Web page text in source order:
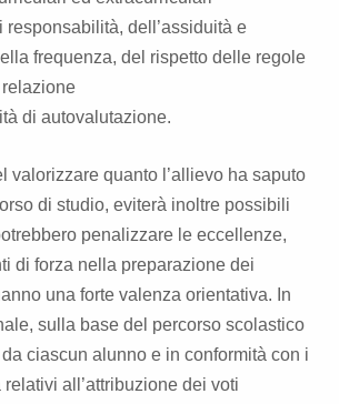
responsabilità, dell’assiduità e
frequenza, del rispetto delle regole
di autovalutazione.
valorizzare quanto l’allievo ha saputo
di studio, eviterà inoltre possibili
penalizzare le eccellenze,
di forza nella preparazione dei
una forte valenza orientativa. In
sulla base del percorso scolastico
ciascun alunno e in conformità con i
all’attribuzione dei voti